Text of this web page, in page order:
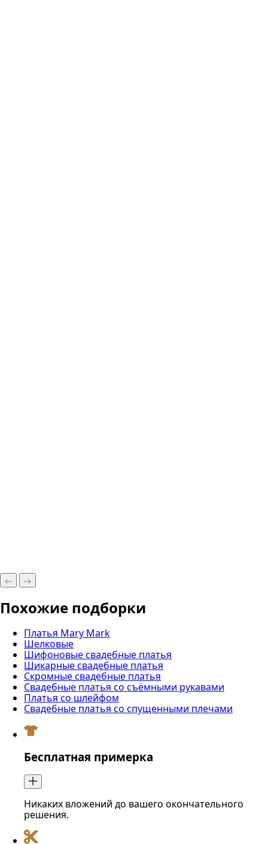
Похожие подборки
Платья Mary Mark
Шелковые
Шифоновые свадебные платья
Шикарные свадебные платья
Скромные свадебные платья
Свадебные платья со съёмными рукавами
Платья со шлейфом
Свадебные платья со спущенными плечами
Бесплатная примерка
Никаких вложений до вашего окончательного
решения.